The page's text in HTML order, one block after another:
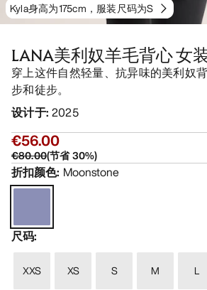
Kyla身高为175cm，服装尺码为S
LANA美利奴羊毛背心 女
穿上这件自然轻量、抗异味的美利奴
步和徒步。
设计于: 2025
€56.00
€80.00(节省30%)
折扣颜色: Moonstone
尺码:
XXS XS S M L